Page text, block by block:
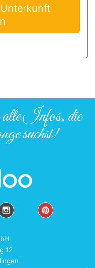
Infos, die
suchst!
12